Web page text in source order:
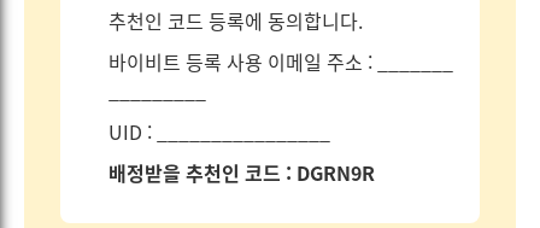
추천인 코드 등록에 동의합니다.
바이비트 등록 사용 이메일 주소 : _______
UID : ________________
배정받을 추천인 코드 : DGRN9R